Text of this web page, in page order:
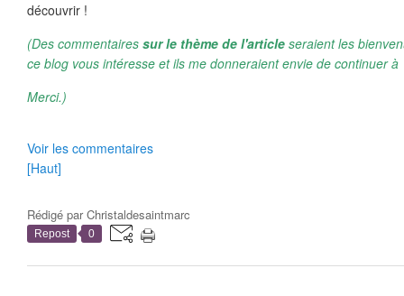
découvrir !
(Des commentaires sur le thème de l'article seraient les
ce blog vous intéresse et ils me donneraient envie de continuer
Merci.)
Voir les commentaires
[Haut]
Rédigé parChristaldesaintmarc
Repost 0